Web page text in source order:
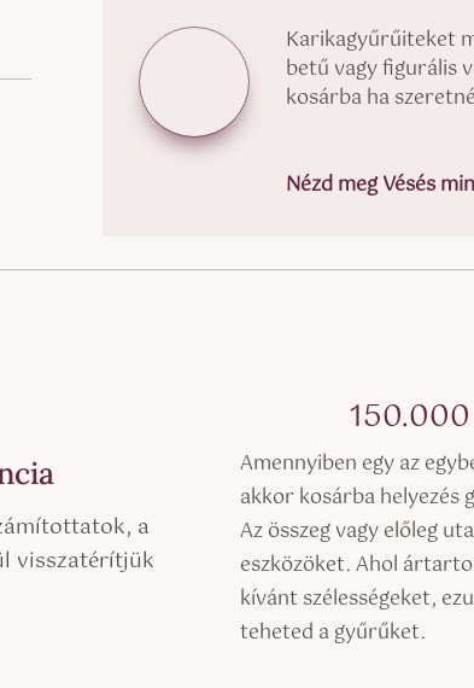
Karikagyűrűiteket
betű vagy figurális
kosárba ha
Nézd meg Vésés
a
visszatérítjük
150.000
Amennyiben egy az
akkor kosárba helyezés
Az összeg vagy előleg
eszközöket. Ahol
kívánt szélességeket,
teheted a gyűrűket.